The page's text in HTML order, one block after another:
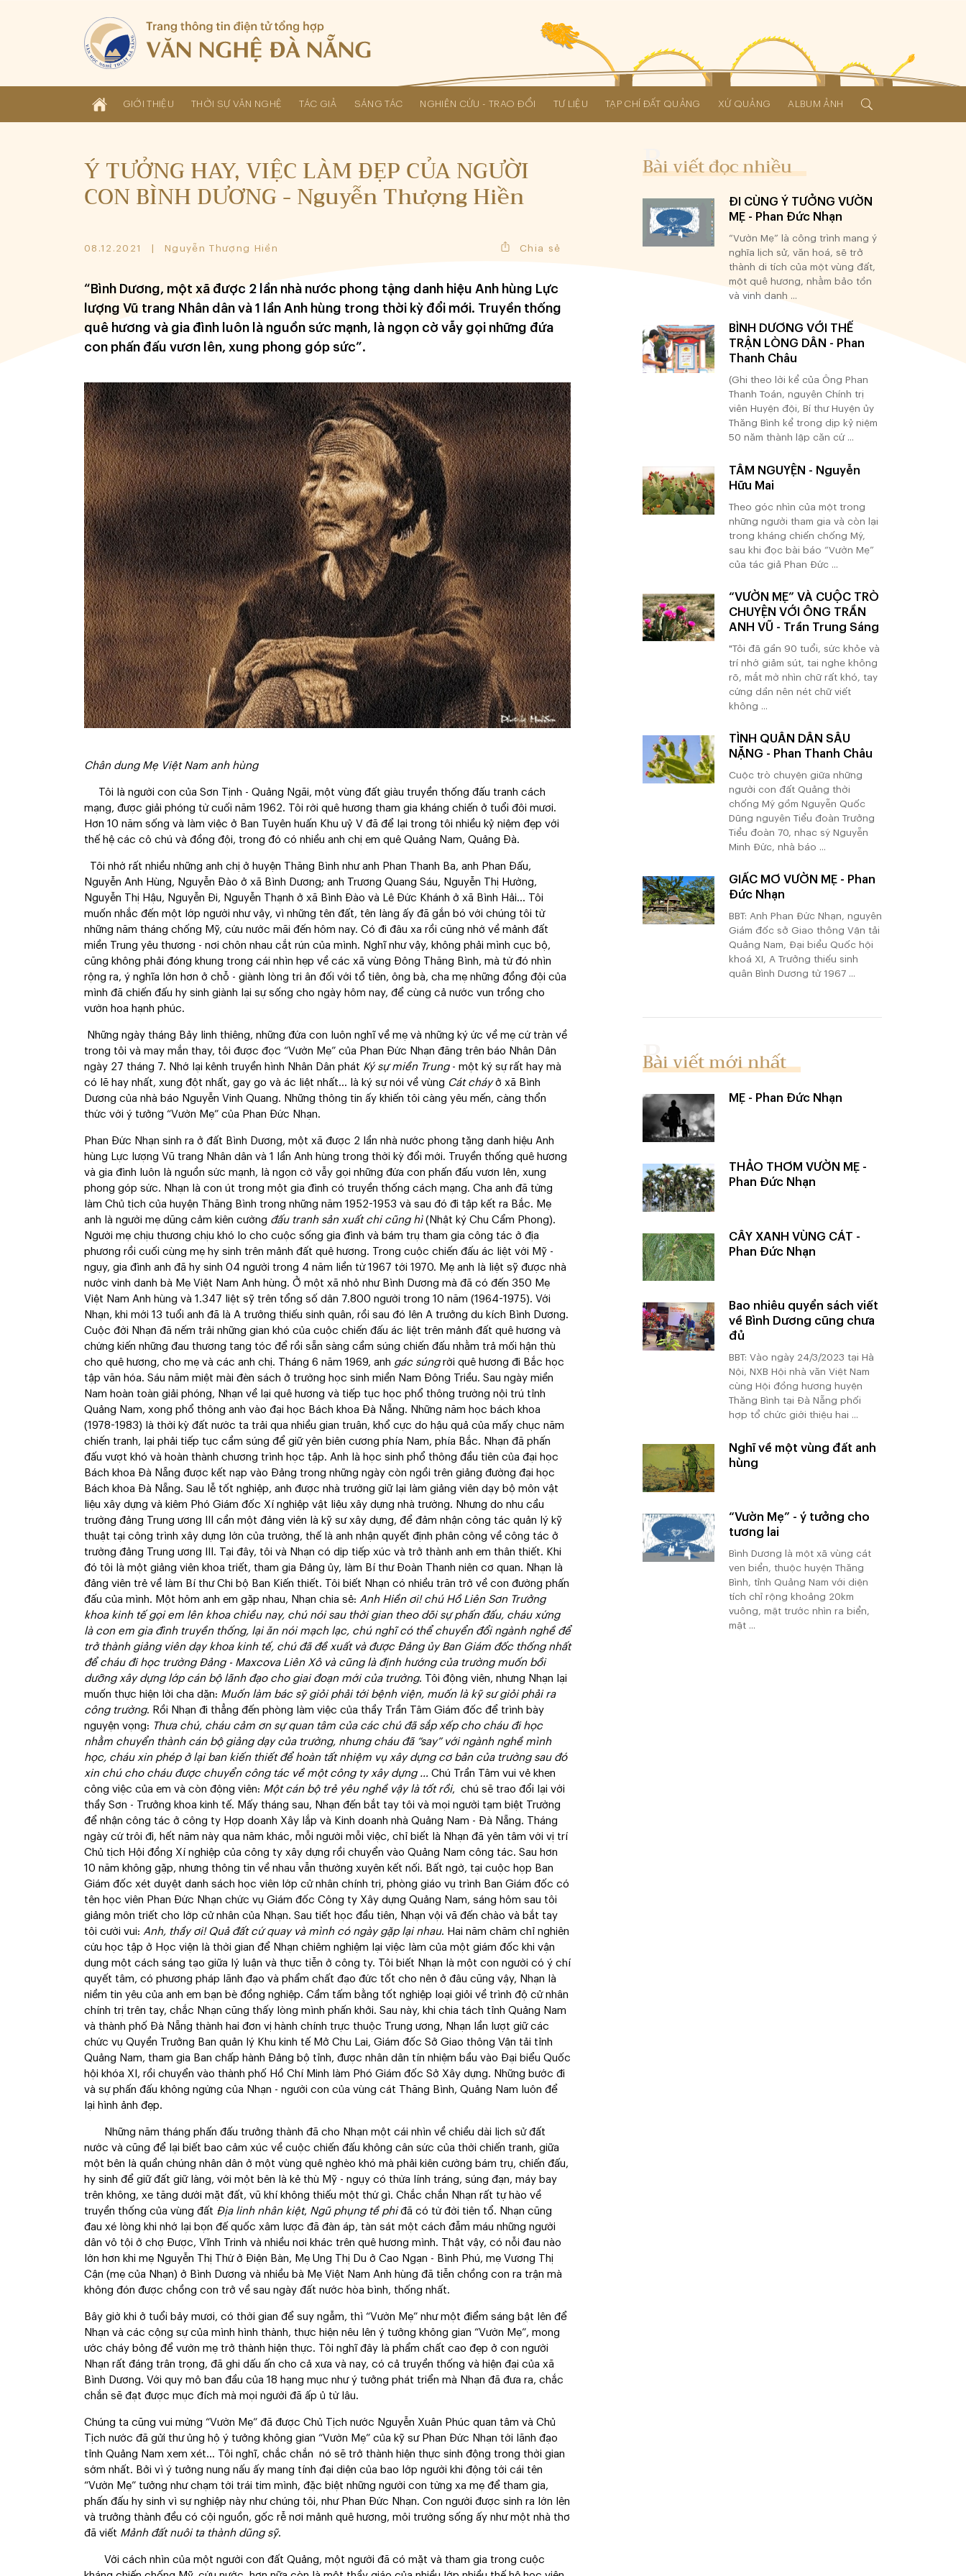
GIỚI THIỆU THỜI SỰ VĂN NGHỆ TÁC GIẢ SÁNG TÁC NGHIÊN CỨU - TRAO ĐỔI TƯ LIỆU TẠP CHÍ ĐẤT QUẢNG XỨ QUẢNG ALBUM ẢNH
Ý TƯỞNG HAY, VIỆC LÀM ĐẸP CỦA NGƯỜI
CON BÌNH DƯƠNG - Nguyễn Thượng Hiền
08.12.2021 Nguyễn Thượng Hiền Chia sẻ
“Bình Dương, một xã được 2 lần nhà nước phong tặng danh hiệu Anh hùng Lực
lượng Vũ trang Nhân dân và 1 lần Anh hùng trong thời kỳ đổi mới. Truyền thống
quê hương và gia đình luôn là nguồn sức mạnh, là ngọn cờ vẫy gọi những đứa
con phấn đấu vươn lên, xung phong góp sức”.
Chân dung Mẹ Việt Nam anh hùng
Tôi là người con của Sơn Tịnh - Quảng Ngãi, một vùng đất giàu truyền thống đấu tranh cách
mạng, được giải phóng từ cuối năm 1962. Tôi rời quê hương tham gia kháng chiến ở tuổi đôi mươi.
Hơn 10 năm sống và làm việc ở Ban Tuyên huấn Khu uỷ V đã để lại trong tôi nhiều kỷ niệm đẹp với
thế hệ các cô chú và đồng đội, trong đó có nhiều anh chị em quê Quảng Nam, Quảng Đà.
Tôi nhớ rất nhiều những anh chị ở huyện Thăng Bình như anh Phan Thanh Ba, anh Phan Đấu,
Nguyễn Anh Hùng, Nguyễn Đào ở xã Bình Dương; anh Trương Quang Sáu, Nguyễn Thị Hường,
Nguyễn Thị Hậu, Nguyễn Đi, Nguyễn Thạnh ở xã Bình Đào và Lê Đức Khánh ở xã Bình Hải… Tôi
muốn nhắc đến một lớp người như vậy, vì những tên đất, tên làng ấy đã gắn bó với chúng tôi từ
những năm tháng chống Mỹ, cứu nước mãi đến hôm nay. Có đi đâu xa rồi cũng nhớ về mảnh đất
miền Trung yêu thương - nơi chôn nhau cắt rún của mình. Nghĩ như vậy, không phải mình cục bộ,
cũng không phải đóng khung trong cái nhìn hẹp về các xã vùng Đông Thăng Bình, mà từ đó nhìn
rộng ra, ý nghĩa lớn hơn ở chỗ - giành lòng tri ân đối với tổ tiên, ông bà, cha mẹ những đồng đội của
mình đã chiến đấu hy sinh giành lại sự sống cho ngày hôm nay, để cùng cả nước vun trồng cho
vườn hoa hạnh phúc.
Những ngày tháng Bảy linh thiêng, những đứa con luôn nghĩ về mẹ và những ký ức về mẹ cứ tràn về
trong tôi và may mắn thay, tôi được đọc “Vườn Mẹ” của Phan Đức Nhạn đăng trên báo Nhân Dân
ngày 27 tháng 7. Nhớ lại kênh truyền hình Nhân Dân phát Ký sự miền Trung- một ký sự rất hay mà
có lẽ hay nhất, xung đột nhất, gay go và ác liệt nhất... là ký sự nói về vùng Cát cháyở xã Bình
Dương của nhà báo Nguyễn Vinh Quang. Những thông tin ấy khiến tôi càng yêu mến, càng thổn
thức với ý tưởng “Vườn Mẹ” của Phan Đức Nhạn.
Phan Đức Nhạn sinh ra ở đất Bình Dương, một xã được 2 lần nhà nước phong tặng danh hiệu Anh
hùng Lực lượng Vũ trang Nhân dân và 1 lần Anh hùng trong thời kỳ đổi mới. Truyền thống quê hương
và gia đình luôn là nguồn sức mạnh, là ngọn cờ vẫy gọi những đứa con phấn đấu vươn lên, xung
phong góp sức. Nhạn là con út trong một gia đình có truyền thống cách mạng. Cha anh đã từng
làm Chủ tịch của huyện Thăng Bình trong những năm 1952-1953 và sau đó đi tập kết ra Bắc. Mẹ
anh là người mẹ dũng cảm kiên cường đấu tranh sản xuất chi cũng hì(Nhật ký Chu Cẩm Phong).
Người mẹ chịu thương chịu khó lo cho cuộc sống gia đình và bám trụ tham gia công tác ở địa
phương rồi cuối cùng mẹ hy sinh trên mảnh đất quê hương. Trong cuộc chiến đấu ác liệt với Mỹ -
ngụy, gia đình anh đã hy sinh 04 người trong 4 năm liền từ 1967 tới 1970. Mẹ anh là liệt sỹ được nhà
nước vinh danh bà Mẹ Việt Nam Anh hùng. Ở một xã nhỏ như Bình Dương mà đã có đến 350 Mẹ
Việt Nam Anh hùng và 1.347 liệt sỹ trên tổng số dân 7.800 người trong 10 năm (1964-1975). Với
Nhạn, khi mới 13 tuổi anh đã là A trưởng thiếu sinh quân, rồi sau đó lên A trưởng du kích Bình Dương.
Cuộc đời Nhạn đã nếm trải những gian khó của cuộc chiến đấu ác liệt trên mảnh đất quê hương và
chứng kiến những đau thương tang tóc để rồi sẵn sàng cầm súng chiến đấu nhằm trả mối hận thù
cho quê hương, cho mẹ và các anh chị. Tháng 6 năm 1969, anh gác súng rời quê hương đi Bắc học
tập văn hóa. Sáu năm miệt mài đèn sách ở trường học sinh miền Nam Đông Triều. Sau ngày miền
Nam hoàn toàn giải phóng, Nhạn về lại quê hương và tiếp tục học phổ thông trường nội trú tỉnh
Quảng Nam, xong phổ thông anh vào đại học Bách khoa Đà Nẵng. Những năm học bách khoa
(1978-1983) là thời kỳ đất nước ta trải qua nhiều gian truân, khổ cực do hậu quả của mấy chục năm
chiến tranh, lại phải tiếp tục cầm súng để giữ yên biên cương phía Nam, phía Bắc. Nhạn đã phấn
đấu vượt khó và hoàn thành chương trình học tập. Anh là học sinh phổ thông đầu tiên của đại học
Bách khoa Đà Nẵng được kết nạp vào Đảng trong những ngày còn ngồi trên giảng đường đại học
Bách khoa Đà Nẵng. Sau lễ tốt nghiệp, anh được nhà trường giữ lại làm giảng viên dạy bộ môn vật
liệu xây dựng và kiêm Phó Giám đốc Xí nghiệp vật liệu xây dựng nhà trường. Nhưng do nhu cầu
trường đảng Trung ương III cần một đảng viên là kỹ sư xây dựng, để đảm nhận công tác quản lý kỹ
thuật tại công trình xây dựng lớn của trường, thế là anh nhận quyết định phân công về công tác ở
trường đảng Trung ương III. Tại đây, tôi và Nhạn có dịp tiếp xúc và trở thành anh em thân thiết. Khi
đó tôi là một giảng viên khoa triết, tham gia Đảng ủy, làm Bí thư Đoàn Thanh niên cơ quan. Nhạn là
đảng viên trẻ về làm Bí thư Chi bộ Ban Kiến thiết. Tôi biết Nhạn có nhiều trăn trở về con đường phấn
đấu của mình. Một hôm anh em gặp nhau, Nhạn chia sẻ: Anh Hiền ơi! chú Hồ Liên Sơn Trưởng
khoa kinh tế gọi em lên khoa chiều nay, chú nói sau thời gian theo dõi sự phấn đấu, cháu xứng
là con em gia đình truyền thống, lại ăn nói mạch lạc, chú nghĩ có thể chuyển đổi ngành nghề để
trở thành giảng viên dạy khoa kinh tế, chú đã đề xuất và được Đảng ủy Ban Giám đốc thống nhất
để cháu đi học trường Đảng - Maxcova Liên Xô và cũng là định hướng của trường muốn bồi
dưỡng xây dựng lớp cán bộ lãnh đạo cho giai đoạn mới của trường. Tôi động viên, nhưng Nhạn lại
muốn thực hiện lời cha dặn: Muốn làm bác sỹ giỏi phải tới bệnh viện, muốn là kỹ sư giỏi phải ra
công trường. Rồi Nhạn đi thẳng đến phòng làm việc của thầy Trần Tâm Giám đốc để trình bày
nguyện vọng: Thưa chú, cháu cảm ơn sự quan tâm của các chú đã sắp xếp cho cháu đi học
nhằm chuyển thành cán bộ giảng dạy của trường, nhưng cháu đã “say” với ngành nghề mình
học, cháu xin phép ở lại ban kiến thiết để hoàn tất nhiệm vụ xây dựng cơ bản của trường sau đó
xin chú cho cháu được chuyển công tác về một công ty xây dựng … Chú Trần Tâm vui vẻ khen
công việc của em và còn động viên: Một cán bộ trẻ yêu nghề vậy là tốt rồi, chú sẽ trao đổi lại với
thầy Sơn - Trưởng khoa kinh tế. Mấy tháng sau, Nhạn đến bắt tay tôi và mọi người tạm biệt Trường
để nhận công tác ở công ty Hợp doanh Xây lắp và Kinh doanh nhà Quảng Nam - Đà Nẵng. Tháng
ngày cứ trôi đi, hết năm này qua năm khác, mỗi người mỗi việc, chỉ biết là Nhạn đã yên tâm với vị trí
Chủ tịch Hội đồng Xí nghiệp của công ty xây dựng rồi chuyển vào Quảng Nam công tác. Sau hơn
10 năm không gặp, nhưng thông tin về nhau vẫn thường xuyên kết nối. Bất ngờ, tại cuộc họp Ban
Giám đốc xét duyệt danh sách học viên lớp cử nhân chính trị, phòng giáo vụ trình Ban Giám đốc có
tên học viên Phan Đức Nhạn chức vụ Giám đốc Công ty Xây dựng Quảng Nam, sáng hôm sau tôi
giảng môn triết cho lớp cử nhân của Nhạn. Sau tiết học đầu tiên, Nhạn vội vã đến chào và bắt tay
tôi cười vui: Anh, thầy ơi! Quả đất cứ quay và mình có ngày gặp lại nhau. Hai năm chăm chỉ nghiên
cứu học tập ở Học viện là thời gian để Nhạn chiêm nghiệm lại việc làm của một giám đốc khi vận
dụng một cách sáng tạo giữa lý luận và thực tiễn ở công ty. Tôi biết Nhạn là một con người có ý chí
quyết tâm, có phương pháp lãnh đạo và phẩm chất đạo đức tốt cho nên ở đâu cũng vậy, Nhạn là
niềm tin yêu của anh em bạn bè đồng nghiệp. Cầm tấm bằng tốt nghiệp loại giỏi về trình độ cử nhân
chính trị trên tay, chắc Nhạn cũng thấy lòng mình phấn khởi. Sau này, khi chia tách tỉnh Quảng Nam
và thành phố Đà Nẵng thành hai đơn vị hành chính trực thuộc Trung ương, Nhạn lần lượt giữ các
chức vụ Quyền Trưởng Ban quản lý Khu kinh tế Mở Chu Lai, Giám đốc Sở Giao thông Vận tải tỉnh
Quảng Nam, tham gia Ban chấp hành Đảng bộ tỉnh, được nhân dân tín nhiệm bầu vào Đại biểu Quốc
hội khóa XI, rồi chuyển vào thành phố Hồ Chí Minh làm Phó Giám đốc Sở Xây dựng. Những bước đi
và sự phấn đấu không ngừng của Nhạn - người con của vùng cát Thăng Bình, Quảng Nam luôn để
lại hình ảnh đẹp.
Những năm tháng phấn đấu trưởng thành đã cho Nhạn một cái nhìn về chiều dài lịch sử đất
nước và cũng để lại biết bao cảm xúc về cuộc chiến đấu không cân sức của thời chiến tranh, giữa
một bên là quần chúng nhân dân ở một vùng quê nghèo khó mà phải kiên cường bám trụ, chiến đấu,
hy sinh để giữ đất giữ làng, với một bên là kẻ thù Mỹ - ngụy có thừa lính tráng, súng đạn, máy bay
trên không, xe tăng dưới mặt đất, vũ khí không thiếu một thứ gì. Chắc chắn Nhạn rất tự hào về
truyền thống của vùng đất Địa linh nhân kiệt, Ngũ phụng tề phiđã có từ đời tiên tổ. Nhạn cũng
đau xé lòng khi nhớ lại bọn đế quốc xâm lược đã đàn áp, tàn sát một cách đẫm máu những người
dân vô tội ở chợ Được, Vĩnh Trinh và nhiều nơi khác trên quê hương mình. Thật vậy, có nỗi đau nào
lớn hơn khi mẹ Nguyễn Thị Thứ ở Điện Bàn, Mẹ Ung Thị Du ở Cao Ngạn - Bình Phú, mẹ Vương Thị
Cận (mẹ của Nhạn) ở Bình Dương và nhiều bà Mẹ Việt Nam Anh hùng đã tiễn chồng con ra trận mà
không đón được chồng con trở về sau ngày đất nước hòa bình, thống nhất.
Bây giờ khi ở tuổi bảy mươi, có thời gian để suy ngẫm, thì “Vườn Mẹ” như một điểm sáng bật lên để
Nhạn và các cộng sự của mình hình thành, thực hiện nêu lên ý tưởng không gian “Vườn Mẹ”, mong
ước cháy bỏng để vườn mẹ trở thành hiện thực. Tôi nghĩ đây là phẩm chất cao đẹp ở con người
Nhạn rất đáng trân trọng, đã ghi dấu ấn cho cả xưa và nay, có cả truyền thống và hiện đại của xã
Bình Dương. Với quy mô ban đầu của 18 hạng mục như ý tưởng phát triển mà Nhạn đã đưa ra, chắc
chắn sẽ đạt được mục đích mà mọi người đã ấp ủ từ lâu.
Chúng ta cũng vui mừng “Vườn Mẹ” đã được Chủ Tịch nước Nguyễn Xuân Phúc quan tâm và Chủ
Tịch nước đã gửi thư ủng hộ ý tưởng không gian “Vườn Mẹ” của kỹ sư Phan Đức Nhạn tới lãnh đạo
tỉnh Quảng Nam xem xét… Tôi nghĩ, chắc chắn nó sẽ trở thành hiện thực sinh động trong thời gian
sớm nhất. Bởi vì ý tưởng nung nấu ấy mang tính đại diện của bao lớp người khi động tới cái tên
“Vườn Mẹ” tưởng như chạm tới trái tim mình, đặc biệt những người con từng xa mẹ để tham gia,
phấn đấu hy sinh vì sự nghiệp này như chúng tôi, như Phan Đức Nhạn. Con người được sinh ra lớn lên
và trưởng thành đều có cội nguồn, gốc rễ nơi mảnh quê hương, môi trường sống ấy như một nhà thơ
đã viết Mảnh đất nuôi ta thành dũng sỹ.
Với cách nhìn của một người con đất Quảng, một người đã có mặt và tham gia trong cuộc
Bài viết đọc nhiều
ĐI CÙNG Ý TƯỞNG VƯỜN
MẸ - Phan Đức Nhạn
“Vườn Mẹ” là công trình mang ý
nghĩa lịch sử, văn hoá, sẽ trở
thành di tích của một vùng đất,
một quê hương, nhằm bảo tồn
và vinh danh ...
BÌNH DƯƠNG VỚI THẾ
TRẬN LÒNG DÂN - Phan
Thanh Châu
(Ghi theo lời kể của Ông Phan
Thanh Toán, nguyên Chính trị
viên Huyện đội, Bí thư Huyện ủy
Thăng Bình kể trong dịp kỷ niệm
50 năm thành lập căn cứ ...
TÂM NGUYỆN - Nguyễn
Hữu Mai
Theo góc nhìn của một trong
những người tham gia và còn lại
trong kháng chiến chống Mỹ,
sau khi đọc bài báo “Vườn Mẹ”
của tác giả Phan Đức ...
“VƯỜN MẸ” VÀ CUỘC TRÒ
CHUYỆN VỚI ÔNG TRẦN
ANH VŨ - Trần Trung Sáng
"Tôi đã gần 90 tuổi, sức khỏe và
trí nhớ giảm sút, tai nghe không
rõ, mắt mờ nhìn chữ rất khó, tay
cứng dần nên nét chữ viết
không ...
TÌNH QUÂN DÂN SÂU
NẶNG - Phan Thanh Châu
Cuộc trò chuyện giữa những
người con đất Quảng thời
chống Mỹ gồm Nguyễn Quốc
Dũng nguyên Tiểu đoàn Trưởng
Tiểu đoàn 70, nhạc sỹ Nguyễn
Minh Đức, nhà báo ...
GIẤC MƠ VƯỜN MẸ - Phan
Đức Nhạn
BBT: Anh Phan Đức Nhạn, nguyên
Giám đốc sở Giao thông Vận tải
Quảng Nam, Đại biểu Quốc hội
khoá XI, A Trưởng thiếu sinh
quân Bình Dương từ 1967 ...
Bài viết mới nhất
MẸ - Phan Đức Nhạn
THẢO THƠM VƯỜN MẸ -
Phan Đức Nhạn
CÂY XANH VÙNG CÁT -
Phan Đức Nhạn
Bao nhiêu quyển sách viết
về Bình Dương cũng chưa
đủ
BBT: Vào ngày 24/3/2023 tại Hà
Nội, NXB Hội nhà văn Việt Nam
cùng Hội đồng hương huyện
Thăng Bình tại Đà Nẵng phối
hợp tổ chức giới thiệu hai ...
Nghĩ về một vùng đất anh
hùng
“Vườn Mẹ” - ý tưởng cho
tương lai
Bình Dương là một xã vùng cát
ven biển, thuộc huyện Thăng
Bình, tỉnh Quảng Nam với diện
tích chỉ rộng khoảng 20km
vuông, mặt trước nhìn ra biển,
mặt ...